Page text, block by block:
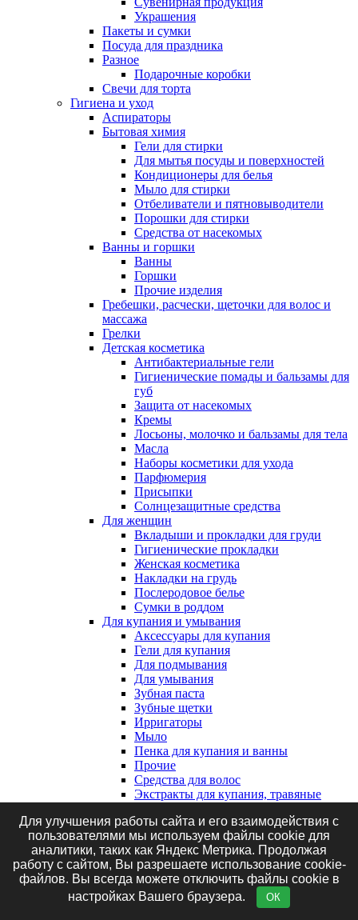
Украшения
Пакеты и сумки
Посуда для праздника
Разное
Подарочные коробки
Свечи для торта
Гигиена и уход
Аспираторы
Бытовая химия
Гели для стирки
Для мытья посуды и поверхностей
Кондиционеры для белья
Мыло для стирки
Отбеливатели и пятновыводители
Порошки для стирки
Средства от насекомых
Ванны и горшки
Ванны
Горшки
Прочие изделия
Гребешки, расчески, щеточки для волос и
массажа
Грелки
Детская косметика
Антибактериальные гели
Гигиенические помады и бальзамы для
губ
Защита от насекомых
Кремы
Лосьоны, молочко и бальзамы для тела
Масла
Наборы косметики для ухода
Парфюмерия
Присыпки
Солнцезащитные средства
Для женщин
Вкладыши и прокладки для груди
Гигиенические прокладки
Женская косметика
Накладки на грудь
Послеродовое белье
Сумки в роддом
Для купания и умывания
Аксессуары для купания
Гели для купания
Для подмывания
Для умывания
Зубная паста
Зубные щетки
Ирригаторы
Мыло
Пенка для купания и ванны
Прочие
Средства для волос
Экстракты для купания, травяные
Клеенки, наматрасники и впитывающие
пеленки
Впитывающие пеленки
Клеенки
Наматрасники
Маникюрные принадлежности
Для улучшения работы сайта и его взаимодействия с
пользователями мы используем файлы cookie для
аналитики, таких как Яндекс Метрика. Продолжая
работу с сайтом, Вы разрешаете использование cookie-
файлов. Вы всегда можете отключить файлы cookie в
настройках Вашего браузера.
ОК